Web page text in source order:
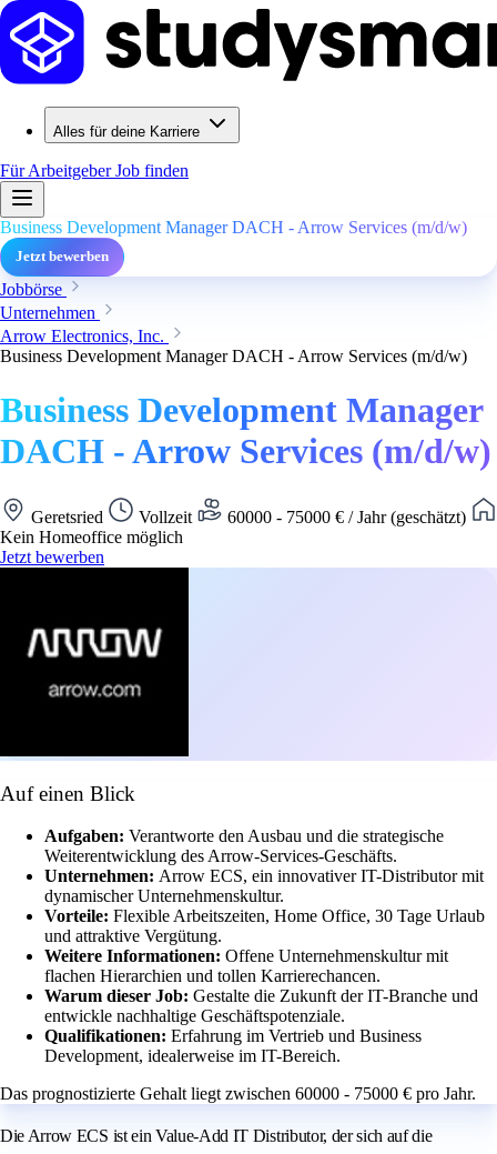
Alles für deine Karriere
Für ArbeitgeberJob finden
Business Development Manager DACH - Arrow Services (m/d/w)
Jetzt bewerben
Jobbörse
Unternehmen
Arrow Electronics, Inc.
Business Development Manager DACH - Arrow Services (m/d/w)
Business Development Manager
DACH - Arrow Services (m/d/w)
Geretsried Vollzeit
60000 - 75000 € / Jahr (geschätzt)
Kein Homeoffice möglich
Jetzt bewerben
Auf einen Blick
Aufgaben: Verantworte den Ausbau und die strategische
Weiterentwicklung des Arrow-Services-Geschäfts.
Unternehmen: Arrow ECS, ein innovativer IT-Distributor mit
dynamischer Unternehmenskultur.
Vorteile: Flexible Arbeitszeiten, Home Office, 30 Tage Urlaub
und attraktive Vergütung.
Weitere Informationen: Offene Unternehmenskultur mit
flachen Hierarchien und tollen Karrierechancen.
Warum dieser Job: Gestalte die Zukunft der IT-Branche und
entwickle nachhaltige Geschäftspotenziale.
Qualifikationen: Erfahrung im Vertrieb und Business
Development, idealerweise im IT-Bereich.
Das prognostizierte Gehalt liegt zwischen 60000 - 75000 € pro Jahr.
Die Arrow ECS ist ein Value-Add IT Distributor, der sich auf die